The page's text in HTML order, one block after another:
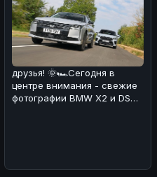
друзья! 🌞🏎Сегодня в
центре внимания - свежие
фотографии BMW X2 и DS